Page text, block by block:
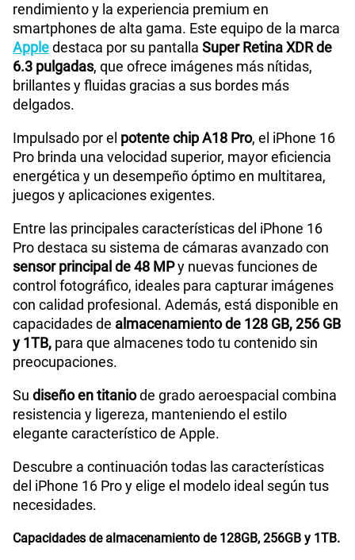
rendimiento y la experiencia premium en
smartphones de alta gama. Este equipo de la marca
Appledestaca por su pantalla Super Retina XDR de
6.3 pulgadas, que ofrece imágenes más nítidas,
brillantes y fluidas gracias a sus bordes más
delgados.
Impulsado por el potente chip A18 Pro, el iPhone 16
Pro brinda una velocidad superior, mayor eficiencia
energética y un desempeño óptimo en multitarea,
juegos y aplicaciones exigentes.
Entre las principales características del iPhone 16
Pro destaca su sistema de cámaras avanzado con
sensor principal de 48 MPy nuevas funciones de
control fotográfico, ideales para capturar imágenes
con calidad profesional. Además, está disponible en
capacidades de almacenamiento de 128 GB, 256 GB
y 1TB, para que almacenes todo tu contenido sin
preocupaciones.
Su diseño en titaniode grado aeroespacial combina
resistencia y ligereza, manteniendo el estilo
elegante característico de Apple.
Descubre a continuación todas las características
del iPhone 16 Pro y elige el modelo ideal según tus
necesidades.
Capacidades de almacenamiento de 128GB, 256GB y 1TB.